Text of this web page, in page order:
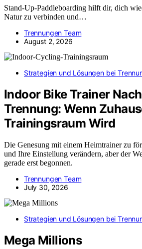
Stand-Up-Paddleboarding hilft dir, dich
Natur zu verbinden und…
Trennungen Team
August 2, 2026
Strategien und Lösungen bei
Indoor Bike Trainer
Trennung: Wenn
Trainingsraum Wird
Die Genesung mit einem Heimtrainer zu
und Ihre Einstellung verändern, aber der
gerade erst begonnen.
Trennungen Team
July 30, 2026
Strategien und Lösungen bei
Mega Millions